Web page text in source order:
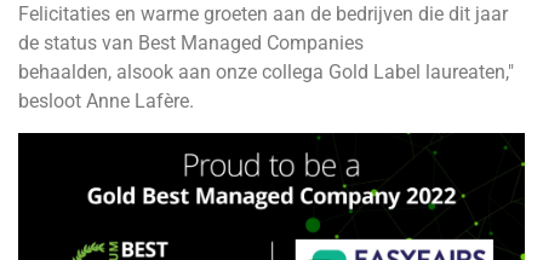
Felicitaties en warme groeten aan de bedrijven die dit jaar
de status van Best Managed Companies
behaalden, alsook aan onze collega Gold Label laureaten,"
besloot Anne Lafère.